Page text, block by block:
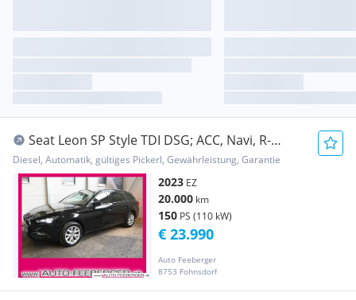
Seat Leon SP Style TDI DSG; ACC, Navi, R-
Kamera, Win...
Diesel, Automatik, gültiges Pickerl, Gewährleistung, Garantie
2023 EZ
20.000 km
150 PS (110 kW)
Auto Feeberger
8753 Fohnsdorf
€ 23.990